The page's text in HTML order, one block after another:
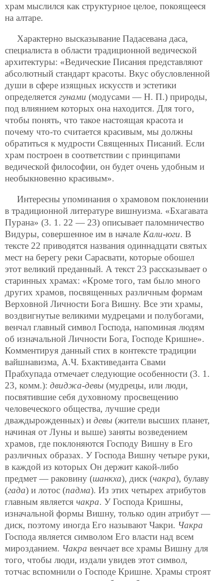
храм мыслился как структурное целое, покоящееся
на алтаре.
Характерно высказывание Падасевана даса,
специалиста в области традиционной ведической
архитектуры: «Ведические Писания представляют
абсолютный стандарт красоты. Вкус обусловленной
души в сфере изящных искусств и эстетики
определяется гунами (модусами — Н. П.) природы,
под влиянием которых она находится. Для того,
чтобы понять, что такое настоящая красота и
почему что-то считается красивым, мы должны
обратиться к мудрости Священных Писаний. Если
храм построен в соответствии с принципами
ведической философии, он будет очень удобным и
необыкновенно красивым».
Интересны упоминания о храмовом поклонении
в традиционной литературе вишнуизма. «Бхагавата
Пурана» (3. 1. 22 — 23) описывает паломничество
Видуры, совершенное им в начале Кали-юги. В
тексте 22 приводятся названия одиннадцати святых
мест на берегу реки Сарасвати, которые обошел
этот великий преданный. А текст 23 рассказывает о
старинных храмах: «Кроме того, там было много
других храмов, посвященных различным формам
Верховной Личности Бога Вишну. Все эти храмы,
воздвигнутые великими мудрецами и полубогами,
венчал главный символ Господа, напоминая людям
об изначальной Личности Бога, Господе Кришне».
Комментируя данный стих в контексте традиции
вайшнавизма, А.Ч. Бхактиведанта Свами
Прабхупада отмечает следующие особенности (3. 1.
23, комм.): двиджа-девы (мудрецы, или люди,
посвятившие себя духовному просвещению
человеческого общества, лучшие среди
дваждырожденных) и девы (жители высших планет,
начиная от Луны и выше) заняты возведением
храмов, где поклоняются Господу Вишну в Его
различных образах. У Господа Вишну четыре руки,
в каждой из которых Он держит какой-либо
предмет — раковину (шанкха), диск (чакра), булаву
(гада) и лотос (падма). Из этих четырех атрибутов
главным является чакра. У Господа Кришны,
изначальной формы Вишну, только один атрибут —
диск, поэтому иногда Его называют Чакри. Чакра
Господа является символом Его власти над всем
мирозданием. Чакра венчает все храмы Вишну для
того, чтобы люди, издали увидев этот символ,
тотчас вспомнили о Господе Кришне. Храмы строят